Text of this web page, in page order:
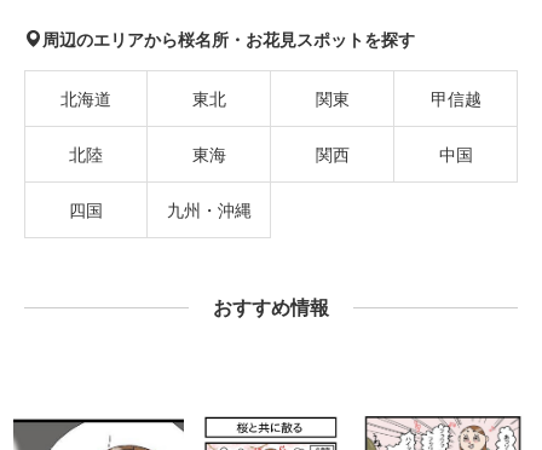
周辺のエリアから桜名所・お花見スポットを探す
北海道 東北 関東 甲信越
北陸 東海 関西 中国
四国 九州・沖縄
おすすめ情報